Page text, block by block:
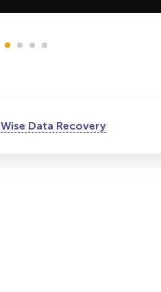
Wise Data Recovery